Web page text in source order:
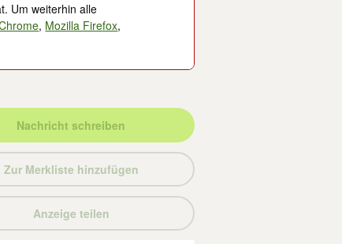
Um weiterhin alle
, Mozilla Firefox,
Nachricht schreiben
Zur Merkliste hinzufügen
Anzeige teilen